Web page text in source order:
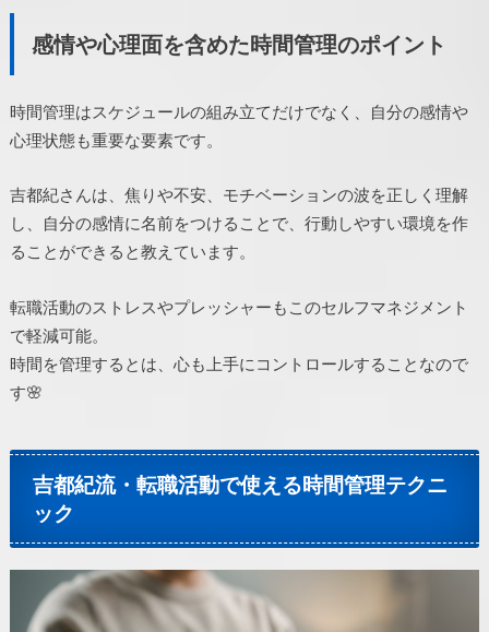
感情や心理面を含めた時間管理のポイント
時間管理はスケジュールの組み立てだけでなく、自分の感情や
心理状態も重要な要素です。
吉都紀さんは、焦りや不安、モチベーションの波を正しく理解
し、自分の感情に名前をつけることで、行動しやすい環境を作
ることができると教えています。
転職活動のストレスやプレッシャーもこのセルフマネジメント
で軽減可能。
時間を管理するとは、心も上手にコントロールすることなので
す🌸
吉都紀流・転職活動で使える時間管理テクニ
ック